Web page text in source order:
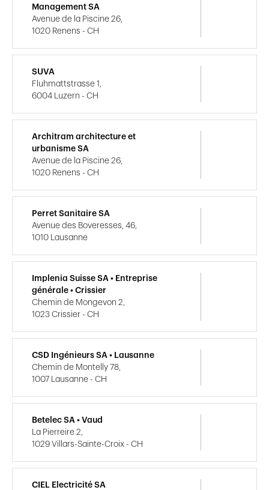
Management SA
Avenue de la Piscine 26,
1020 Renens - CH
SUVA
Fluhmattstrasse 1,
6004 Luzern - CH
Architram architecture et
urbanisme SA
Avenue de la Piscine 26,
1020 Renens - CH
Perret Sanitaire SA
Avenue des Boveresses, 46,
1010 Lausanne
Implenia Suisse SA • Entreprise
générale • Crissier
Chemin de Mongevon 2,
1023 Crissier - CH
CSD Ingénieurs SA • Lausanne
Chemin de Montelly 78,
1007 Lausanne - CH
Betelec SA • Vaud
La Pierreire 2,
1029 Villars-Sainte-Croix - CH
CIEL Electricité SA